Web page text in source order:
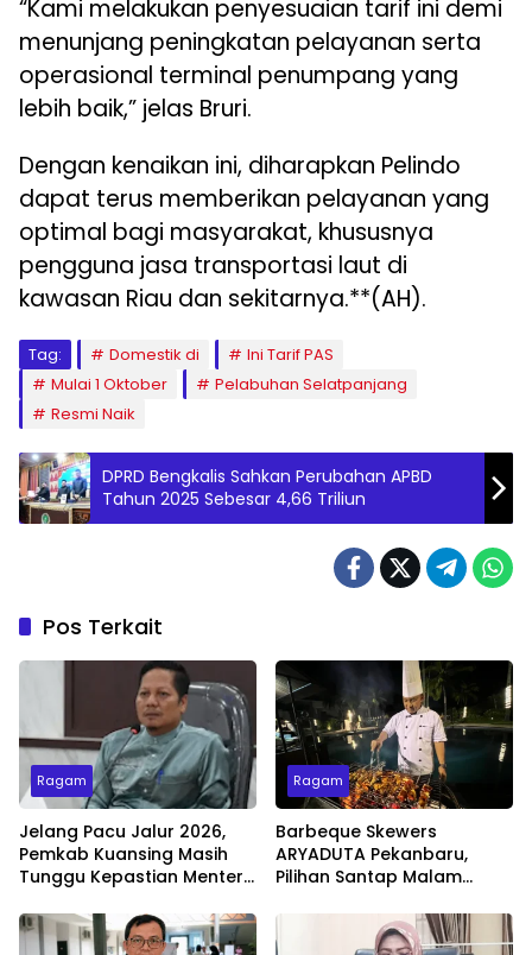
“Kami melakukan penyesuaian tarif ini demi
menunjang peningkatan pelayanan serta
operasional terminal penumpang yang
lebih baik,” jelas Bruri.
Dengan kenaikan ini, diharapkan Pelindo
dapat terus memberikan pelayanan yang
optimal bagi masyarakat, khususnya
pengguna jasa transportasi laut di
kawasan Riau dan sekitarnya.**(AH).
Tag: Domestik di
Ini Tarif PAS
Mulai 1 Oktober
Pelabuhan Selatpanjang
Resmi Naik
DPRD Bengkalis Sahkan Perubahan APBD
Tahun 2025 Sebesar 4,66 Triliun
Pos Terkait
Ragam
Jelang Pacu Jalur 2026,
Pemkab Kuansing Masih
Tunggu Kepastian Menteri
Ragam
Barbeque Skewers
ARYADUTA Pekanbaru,
Pilihan Santap Malam